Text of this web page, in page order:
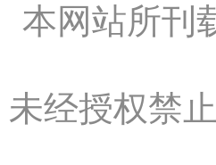
本网站所刊
未经授权禁